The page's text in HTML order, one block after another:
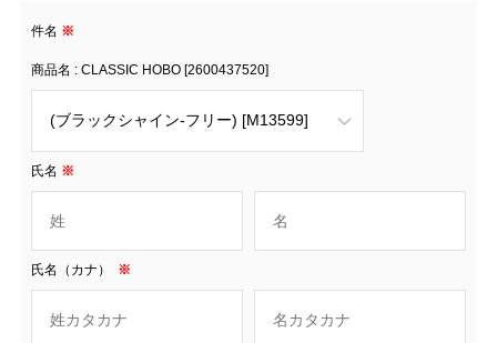
件名 ※
商品名 : CLASSIC HOBO [2600437520]
氏名 ※
氏名（カナ） ※